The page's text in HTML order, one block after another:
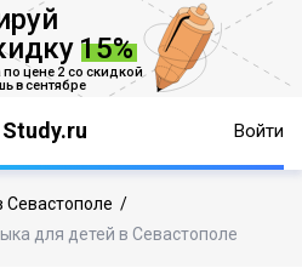
15%
цене 2 со скидкой
в сентябре
Study.ru Войти
Севастополе /
для детей в Севастополе